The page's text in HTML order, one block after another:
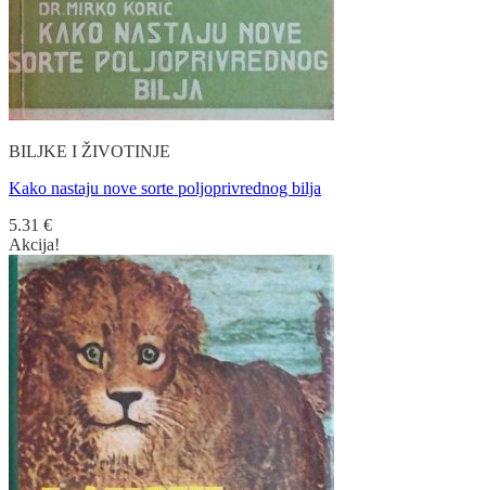
BILJKE I ŽIVOTINJE
Kako nastaju nove sorte poljoprivrednog bilja
5.31 €
Akcija!